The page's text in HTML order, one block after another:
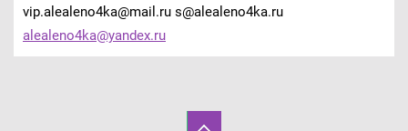
vip.alealeno4ka@mail.ru s@alealeno4ka.ru
alealeno4ka@yandex.ru